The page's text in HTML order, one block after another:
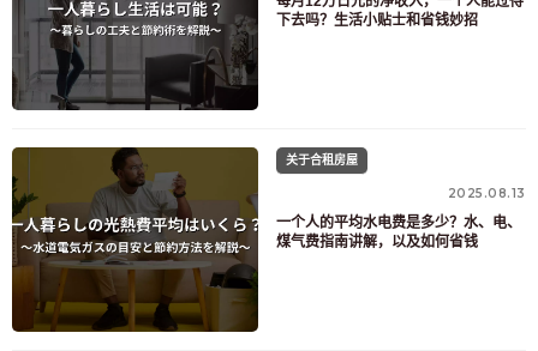
下去吗？生活小贴士和省钱妙招
关于合租房屋
2025.08.13
一个人的平均水电费是多少？水、电、
煤气费指南讲解，以及如何省钱